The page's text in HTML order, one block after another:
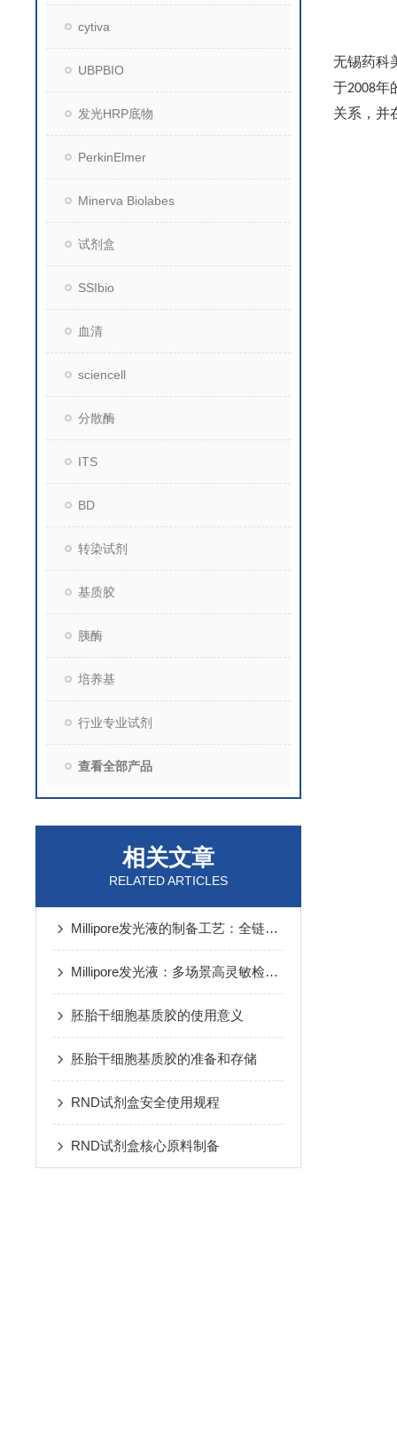
cytiva
UBPBIO
发光HRP底物
PerkinElmer
Minerva Biolabes
试剂盒
SSIbio
血清
sciencell
分散酶
ITS
BD
转染试剂
基质胶
胰酶
培养基
行业专业试剂
查看全部产品
相关文章
RELATED ARTICLES
Millipore发光液的制备工艺：全链路质控保障检测性能稳定
Millipore发光液：多场景高灵敏检测的核心试剂支撑
胚胎干细胞基质胶的使用意义
胚胎干细胞基质胶的准备和存储
RND试剂盒安全使用规程
RND试剂盒核心原料制备
无锡药科
于2008年
关系，并